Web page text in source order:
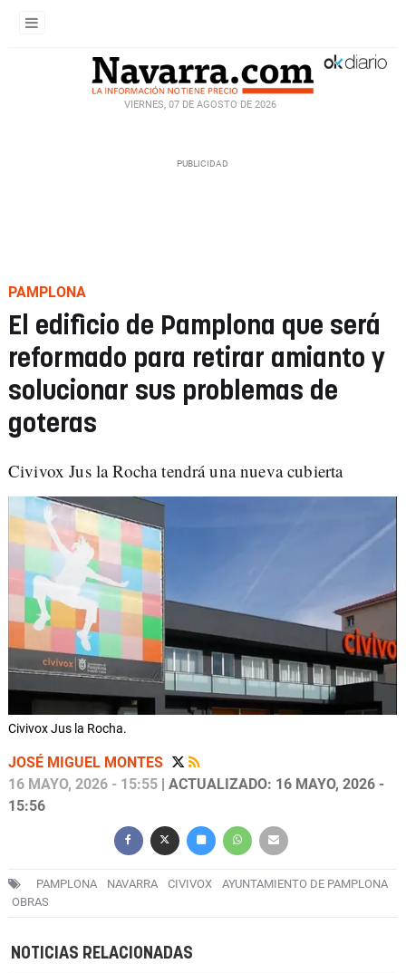
VIERNES, 07 DE AGOSTO DE 2026
PAMPLONA
El edificio de Pamplona que será
reformado para retirar amianto y
solucionar sus problemas de
goteras
Civivox Jus la Rocha tendrá una nueva cubierta
Civivox Jus la Rocha.
JOSÉ MIGUEL MONTES
16 MAYO, 2026 - 15:55 | ACTUALIZADO: 16 MAYO, 2026 -
15:56
PAMPLONA NAVARRA CIVIVOX
AYUNTAMIENTO DE PAMPLONA
OBRAS
NOTICIAS RELACIONADAS